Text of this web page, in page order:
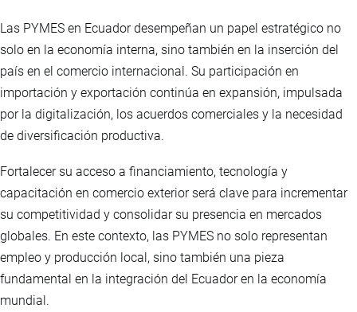
Las PYMES en Ecuador desempeñan un papel estratégico no
solo en la economía interna, sino también en la inserción del
país en el comercio internacional. Su participación en
importación y exportación continúa en expansión, impulsada
por la digitalización, los acuerdos comerciales y la necesidad
de diversificación productiva.
Fortalecer su acceso a financiamiento, tecnología y
capacitación en comercio exterior será clave para incrementar
su competitividad y consolidar su presencia en mercados
globales. En este contexto, las PYMES no solo representan
empleo y producción local, sino también una pieza
fundamental en la integración del Ecuador en la economía
mundial.